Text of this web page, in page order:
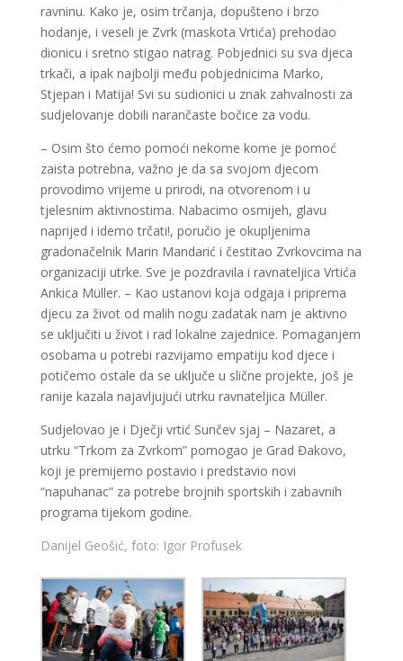
ravninu. Kako je, osim trčanja, dopušteno i brzo
hodanje, i veseli je Zvrk (maskota Vrtića) prehodao
dionicu i sretno stigao natrag. Pobjednici su sva djeca
trkači, a ipak najbolji među pobjednicima Marko,
Stjepan i Matija! Svi su sudionici u znak zahvalnosti za
sudjelovanje dobili narančaste bočice za vodu.
– Osim što ćemo pomoći nekome kome je pomoć
zaista potrebna, važno je da sa svojom djecom
provodimo vrijeme u prirodi, na otvorenom i u
tjelesnim aktivnostima. Nabacimo osmijeh, glavu
naprijed i idemo trčati!, poručio je okupljenima
gradonačelnik Marin Mandarić i čestitao Zvrkovcima na
organizaciji utrke. Sve je pozdravila i ravnateljica Vrtića
Ankica Müller. – Kao ustanovi koja odgaja i priprema
djecu za život od malih nogu zadatak nam je aktivno
se uključiti u život i rad lokalne zajednice. Pomaganjem
osobama u potrebi razvijamo empatiju kod djece i
potičemo ostale da se uključe u slične projekte, još je
ranije kazala najavljujući utrku ravnateljica Müller.
Sudjelovao je i Dječji vrtić Sunčev sjaj – Nazaret, a
utrku “Trkom za Zvrkom” pomogao je Grad Đakovo,
koji je premijerno postavio i predstavio novi
“napuhanac” za potrebe brojnih sportskih i zabavnih
programa tijekom godine.
Danijel Geošić, foto: Igor Profusek